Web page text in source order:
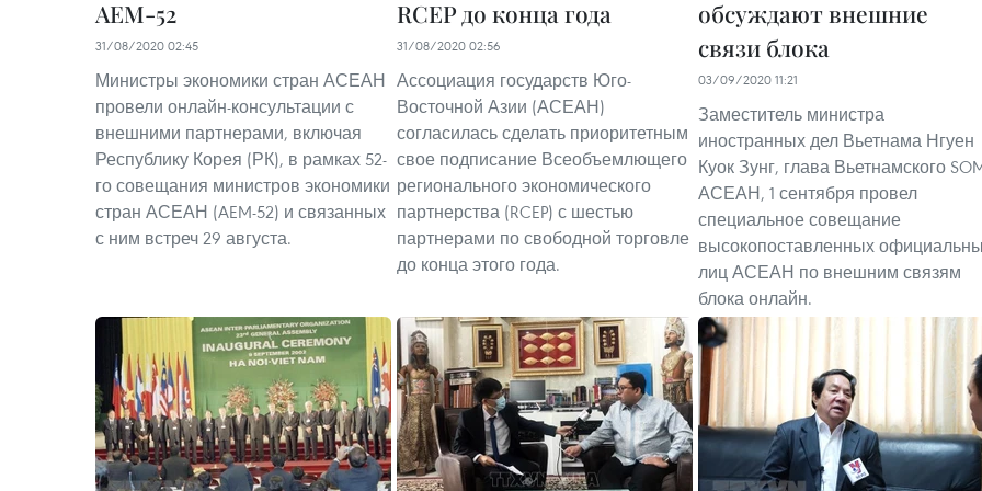
AEM-52
31/08/2020 02:45
Министры экономики стран АСЕАН
провели онлайн-консультации с
внешними партнерами, включая
Республику Корея (РК), в рамках 52-
го совещания министров экономики
стран АСЕАН (AEM-52) и связанных
с ним встреч 29 августа.
RCEP до конца года
31/08/2020 02:56
Ассоциация государств Юго-
Восточной Азии (АСЕАН)
согласилась сделать приоритетным
свое подписание Всеобъемлющего
регионального экономического
партнерства (RCEP) с шестью
партнерами по свободной торговле
до конца этого года.
обсуждают внешние
связи блока
03/09/2020 11:21
Заместитель министра
иностранных дел Вьетнама Нгуен
Куок Зунг, глава Вьетнамского
АСЕАН, 1 сентября провел
специальное совещание
высокопоставленных
лиц АСЕАН по внешним связям
блока онлайн.